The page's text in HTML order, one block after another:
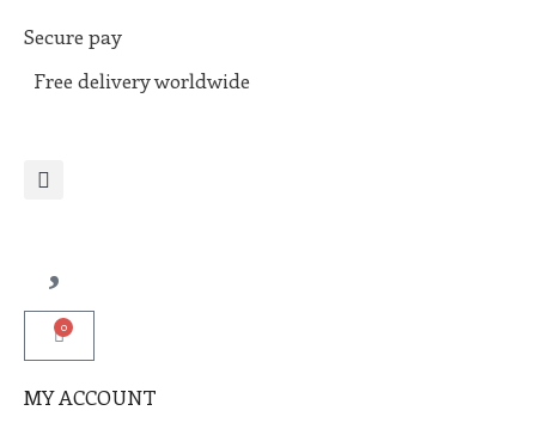
Secure pay
Free delivery worldwide
0
MY ACCOUNT